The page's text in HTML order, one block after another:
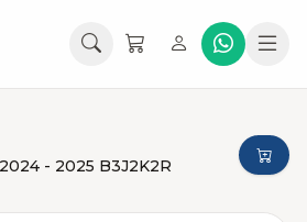
- 2025 B3J2K2R